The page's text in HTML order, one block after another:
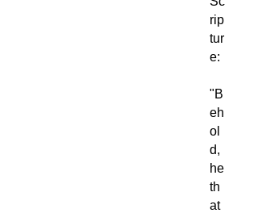
rip
tur
e:
"B
eh
ol
d,
he
th
at